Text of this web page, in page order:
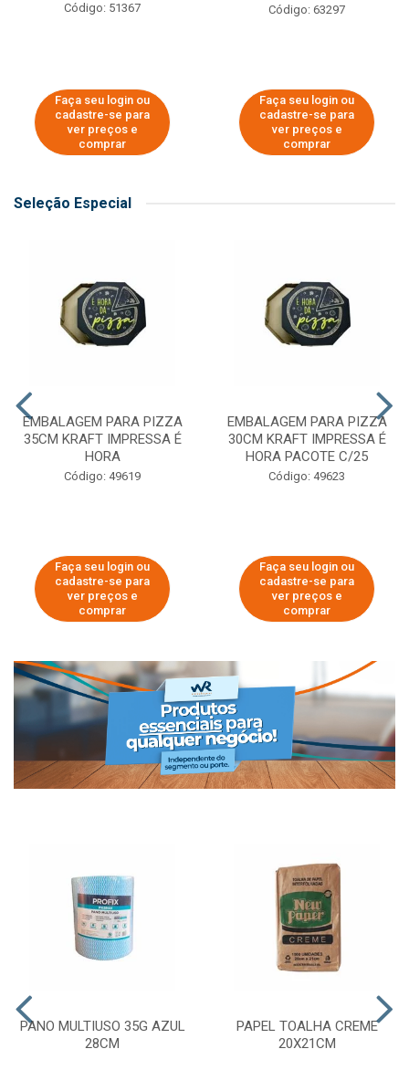
Código: 51367
Faça seu login ou
cadastre-se para
ver preços e
comprar
Código: 63297
Faça seu login ou
cadastre-se para
ver preços e
comprar
Seleção Especial
EMBALAGEM PARA PIZZA
35CM KRAFT IMPRESSA É
HORA
Código: 49619
Faça seu login ou
cadastre-se para
ver preços e
comprar
EMBALAGEM PARA PIZZA
30CM KRAFT IMPRESSA É
HORA PACOTE C/25
Código: 49623
Faça seu login ou
cadastre-se para
ver preços e
comprar
PANO MULTIUSO 35G AZUL
28CM
PAPEL TOALHA CREME
20X21CM